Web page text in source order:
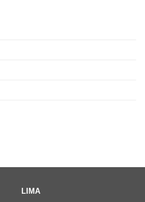
LIMA